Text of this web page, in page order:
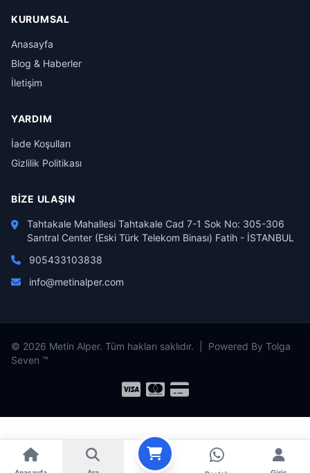
KURUMSAL
Anasayfa
Blog & Haberler
İletişim
YARDIM
İade Koşulları
Gizlilik Politikası
BIZE ULAŞIN
Tahtakale Mahallesi Tahtakale Cad 7-1 Sok No: 305-306
Santral Center (Eski Türk Telekom Binası) Fatih - İSTANBUL
905433103838
info@metinalper.com
© 2026 Metin Alper. Tüm hakları saklıdır. | Powered By Tolga
Seven ™